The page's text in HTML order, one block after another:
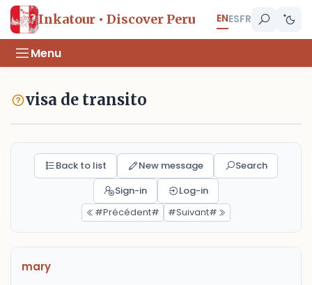
Inkatour • Discover Peru ENESFR
Menu
visa de transito
Back to list New message
Search
Sign-in
Log-in
#Précédent#
#Suivant#
mary